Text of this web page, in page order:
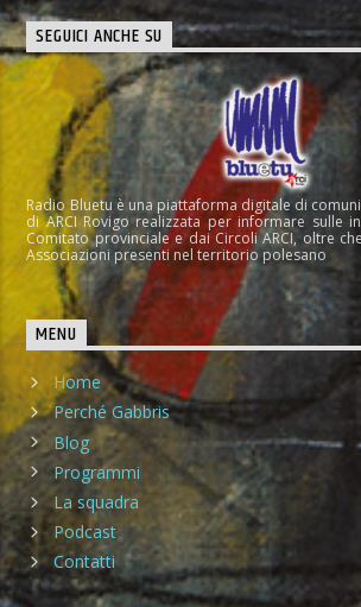
SEGUICI ANCHE SU
Radio Bluetu è una piattaforma digitale di
di ARCI Rovigo realizzata per informare sulle
Comitato provinciale e dai Circoli ARCI, oltre
Associazioni presenti nel territorio polesano
MENU
Home
Perché Gabbris
Blog
Programmi
La squadra
Podcast
Contatti